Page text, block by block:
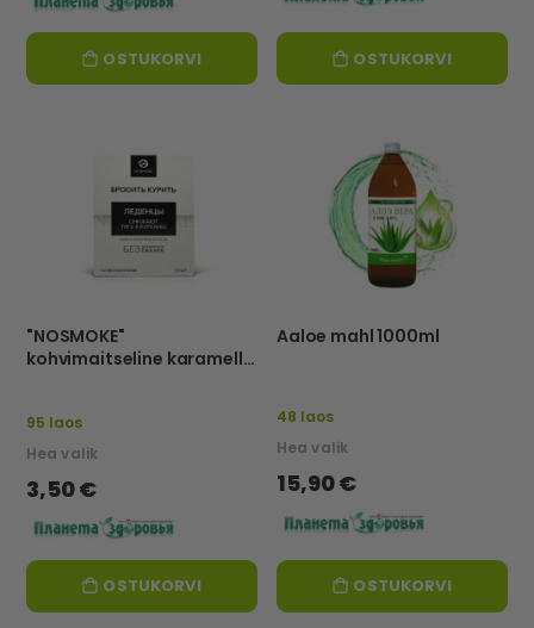
OSTUKORVI OSTUKORVI
"NOSMOKE"
kohvimaitseline karamell
95 laos
Hea valik
3,50 €
OSTUKORVI
Aaloe mahl 1000ml
48 laos
Hea valik
15,90 €
OSTUKORVI